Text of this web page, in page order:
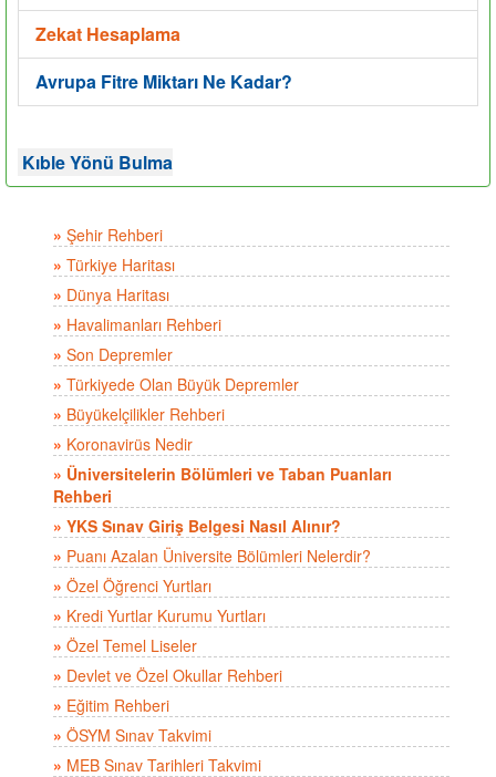
Zekat Hesaplama
Avrupa Fitre Miktarı Ne Kadar?
Kıble Yönü Bulma
» Şehir Rehberi
» Türkiye Haritası
» Dünya Haritası
» Havalimanları Rehberi
» Son Depremler
» Türkiyede Olan Büyük Depremler
» Büyükelçilikler Rehberi
» Koronavirüs Nedir
» Üniversitelerin Bölümleri ve Taban Puanları
Rehberi
» YKS Sınav Giriş Belgesi Nasıl Alınır?
» Puanı Azalan Üniversite Bölümleri Nelerdir?
» Özel Öğrenci Yurtları
» Kredi Yurtlar Kurumu Yurtları
» Özel Temel Liseler
» Devlet ve Özel Okullar Rehberi
» Eğitim Rehberi
» ÖSYM Sınav Takvimi
» MEB Sınav Tarihleri Takvimi